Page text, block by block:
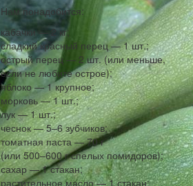
Нам понадобится:
кабачки — 2 кг;
сладкий красный перец — 1 шт.;
острый перец — 2 шт. (или меньше,
если не любите острое);
яблоко — 1 крупное;
морковь — 1 шт.;
лук — 1 шт.;
чеснок — 5–6 зубчиков;
томатная паста — 70 г
(или 500–600 г спелых помидоров);
сахар — 1 стакан;
растительное масло — 1 стакан;